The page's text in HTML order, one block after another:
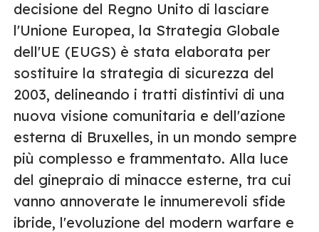
decisione del Regno Unito di lasciare
l'Unione Europea, la Strategia Globale
dell'UE (EUGS) è stata elaborata per
sostituire la strategia di sicurezza del
2003, delineando i tratti distintivi di una
nuova visione comunitaria e dell'azione
esterna di Bruxelles, in un mondo sempre
più complesso e frammentato. Alla luce
del ginepraio di minacce esterne, tra cui
vanno annoverate le innumerevoli sfide
ibride, l'evoluzione del modern warfare e